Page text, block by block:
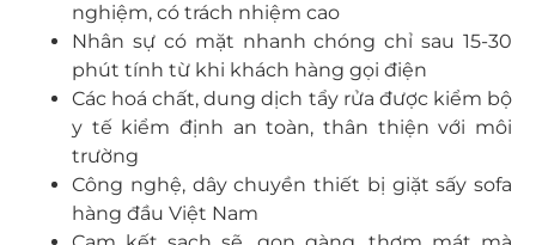
nghiệm, có trách nhiệm cao
Nhân sự có mặt nhanh chóng chỉ sau 15-30
phút tính từ khi khách hàng gọi điện
Các hoá chất, dung dịch tẩy rửa được kiểm bộ
y tế kiểm định an toàn, thân thiện với môi
trường
Công nghệ, dây chuyền thiết bị giặt sấy sofa
hàng đầu Việt Nam